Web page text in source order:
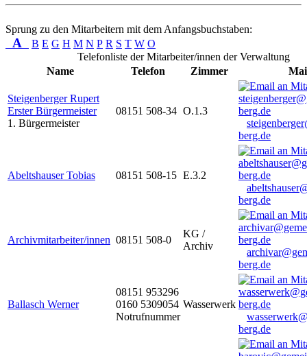
Sprung zu den Mitarbeitern mit dem Anfangsbuchstaben:
A B E G H M N P R S T W O
Telefonliste der Mitarbeiter/innen der Verwaltung
Name
Telefon Zimmer
Steigenberger Rupert
Erster Bürgermeister
1. Bürgermeister
08151 508-34 O.1.3
berg.de
Abeltshauser Tobias 08151 508-15 E.3.2
berg.de
Archivmitarbeiter/innen 08151 508-0
KG /
Archiv
berg.de
Ballasch Werner
08151 953296
0160 5309054
Notrufnummer
Wasserwerk
berg.de